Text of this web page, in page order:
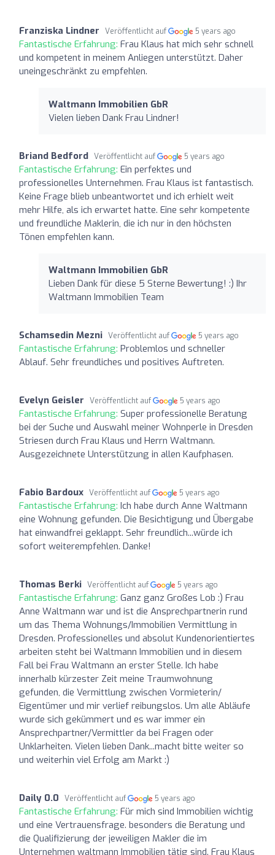
Franziska Lindner Veröffentlicht auf 5 years ago
Fantastische Erfahrung: Frau Klaus hat mich sehr schnell
und kompetent in meinem Anliegen unterstützt. Daher
uneingeschränkt zu empfehlen.
Waltmann Immobilien GbR
Vielen lieben Dank Frau Lindner!
Briand Bedford Veröffentlicht auf 5 years ago
Fantastische Erfahrung: Ein perfektes und
professionelles Unternehmen. Frau Klaus ist fantastisch.
Keine Frage blieb unbeantwortet und ich erhielt weit
mehr Hilfe, als ich erwartet hatte. Eine sehr kompetente
und freundliche Maklerin, die ich nur in den höchsten
Tönen empfehlen kann.
Waltmann Immobilien GbR
Lieben Dank für diese 5 Sterne Bewertung! :) Ihr
Waltmann Immobilien Team
Schamsedin Mezni Veröffentlicht auf 5 years ago
Fantastische Erfahrung: Problemlos und schneller
Ablauf. Sehr freundliches und positives Auftreten.
Evelyn Geisler Veröffentlicht auf 5 years ago
Fantastische Erfahrung: Super professionelle Beratung
bei der Suche und Auswahl meiner Wohnperle in Dresden
Striesen durch Frau Klaus und Herrn Waltmann.
Ausgezeichnete Unterstützung in allen Kaufphasen.
Fabio Bardoux Veröffentlicht auf 5 years ago
Fantastische Erfahrung: Ich habe durch Anne Waltmann
eine Wohnung gefunden. Die Besichtigung und Übergabe
hat einwandfrei geklappt. Sehr freundlich...würde ich
sofort weiterempfehlen. Danke!
Thomas Berki Veröffentlicht auf 5 years ago
Fantastische Erfahrung: Ganz ganz Großes Lob :) Frau
Anne Waltmann war und ist die Ansprechpartnerin rund
um das Thema Wohnungs/Immobilien Vermittlung in
Dresden. Professionelles und absolut Kundenorientiertes
arbeiten steht bei Waltmann Immobilien und in diesem
Fall bei Frau Waltmann an erster Stelle. Ich habe
innerhalb kürzester Zeit meine Traumwohnung
gefunden, die Vermittlung zwischen Vormieterin/
Eigentümer und mir verlief reibungslos. Um alle Abläufe
wurde sich gekümmert und es war immer ein
Ansprechpartner/Vermittler da bei Fragen oder
Unklarheiten. Vielen lieben Dank...macht bitte weiter so
und weiterhin viel Erfolg am Markt :)
Daily 0.0 Veröffentlicht auf 5 years ago
Fantastische Erfahrung: Für mich sind Immobilien wichtig
und eine Vertrauensfrage. besonders die Beratung und
die Qualifizierung der jeweiligen Makler die im
Unternehmen waltmann Immobilien tätig sind. Frau Klaus